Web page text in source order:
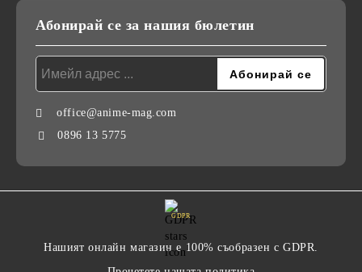
Абонирай се за нашия бюлетин
office@anime-mag.com
0896 13 5775
GDPR
Нашият онлайн магазин е 100% съобразен с GDPR.